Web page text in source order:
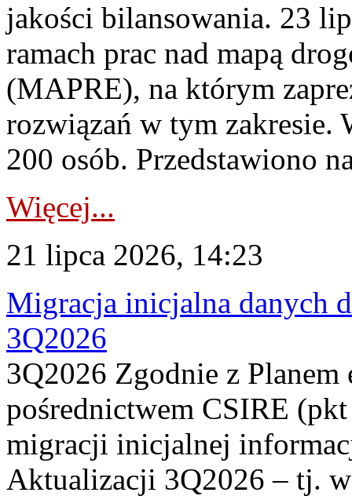
jakości bilansowania. 23
ramach prac nad mapą
(MAPRE), na którym
rozwiązań w tym zakresie.
200 osób. Przedstawiono
Więcej...
21 lipca 2026, 14:23
Migracja inicjalna danych
3Q2026
3Q2026 Zgodnie z
pośrednictwem CSIRE
migracji inicjalnej
Aktualizacji 3Q2026 – tj.